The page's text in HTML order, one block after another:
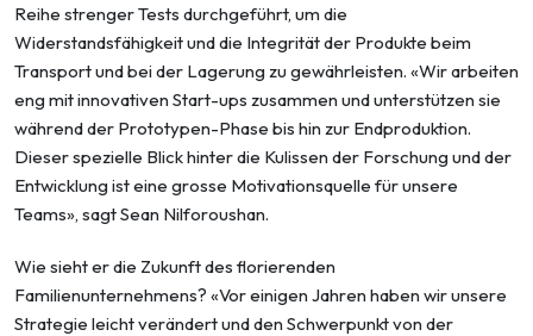
Reihe strenger Tests durchgeführt, um die
Widerstandsfähigkeit und die Integrität der Produkte beim
Transport und bei der Lagerung zu gewährleisten. «Wir arbeiten
eng mit innovativen Start-ups zusammen und unterstützen sie
während der Prototypen-Phase bis hin zur Endproduktion.
Dieser spezielle Blick hinter die Kulissen der Forschung und der
Entwicklung ist eine grosse Motivationsquelle für unsere
Teams», sagt Sean Nilforoushan.
Wie sieht er die Zukunft des florierenden
Familienunternehmens? «Vor einigen Jahren haben wir unsere
Strategie leicht verändert und den Schwerpunkt von der